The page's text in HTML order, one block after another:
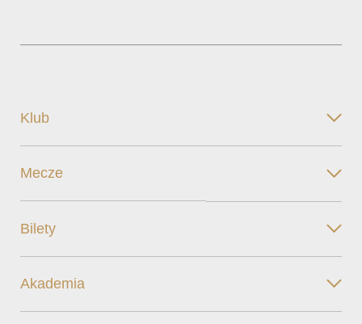
Klub
Mecze
Bilety
Akademia